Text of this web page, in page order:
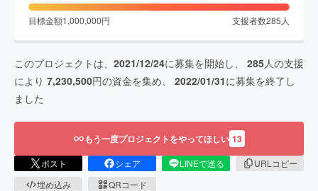
目標金額1,000,000円 支援者数285 人
このプロジェクトは、 2021/12/24に募集を開始し、 285人の支援
により 7,230,500円の資金を集め、 2022/01/31に募集を終了し
ました
もう一度プロジェクトをやってほしい 13
ポスト シェア LINEで送る
URLコピー
埋め込み
QRコード